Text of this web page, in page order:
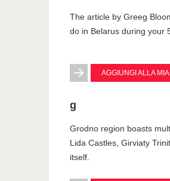
The article by Greeg
do in Belarus during your
AGGIUNGI ALLA
g
Grodno region boasts
Lida Castles, Girviaty
itself.